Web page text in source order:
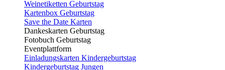
Weinetiketten Geburtstag
Kartenbox Geburtstag
Save the Date Karten
Dankeskarten Geburtstag
Fotobuch Geburtstag
Eventplattform
Einladungskarten Kindergeburtstag
Kindergeburtstag Jungen